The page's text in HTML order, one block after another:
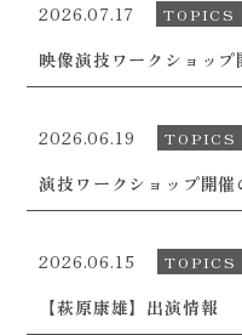
2026.07.17 TOPICS
映像演技ワークショッ
2026.06.19 TOPICS
演技ワークショップ開催
2026.06.15 TOPICS
【萩原康雄】出演情報